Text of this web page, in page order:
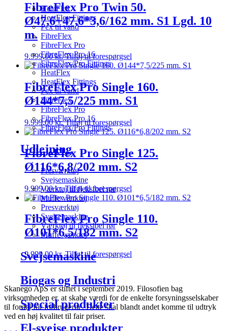
HeatFlex
HeatFlex Fittings
Pex til vand
FibreFlex
FibreFlex Pro
FibreFlex Pro 16
FibreFlex/Pro Fittings
HeatFlex
HeatFlex Fittings
Pex til vand
FibreFlex
FibreFlex Pro
FibreFlex Pro 16
FibreFlex/Pro Fittings
Udlejning
Presværktøj
Svejsemaskine
Værktøj til fleksibel rør
Muffe værktøj
Presværktøj
Svejsemaskine
Værktøj til fleksibel rør
Muffe værktøj
Svejsemaskine
Biogas og Industri
Special produkter
El-svejse produkter
FibreFlex Pro Twin 50.
Ø47,6+47,6*3,6/162 mm. S1 Lgd. 10
m.
9.999,00kr. Tilføj til forespørgsel
FibreFlex Pro Single 160.
Ø144*7,5/225 mm. S1
9.999,00kr. Tilføj til forespørgsel
FibreFlex Pro Single 125.
Ø116*6,8/202 mm. S2
9.999,00kr. Tilføj til forespørgsel
FibreFlex Pro Single 110.
Ø101*6,5/182 mm. S2
9.999,00kr. Tilføj til forespørgsel
Skanego ApS er stiftet i september 2019. Filosofien bag
virksomheden er, at skabe værdi for de enkelte forsyningsselskaber
til fordel for forbrugerne. Dette skal blandt andet komme til udtryk
ved en høj kvalitet til fair priser.